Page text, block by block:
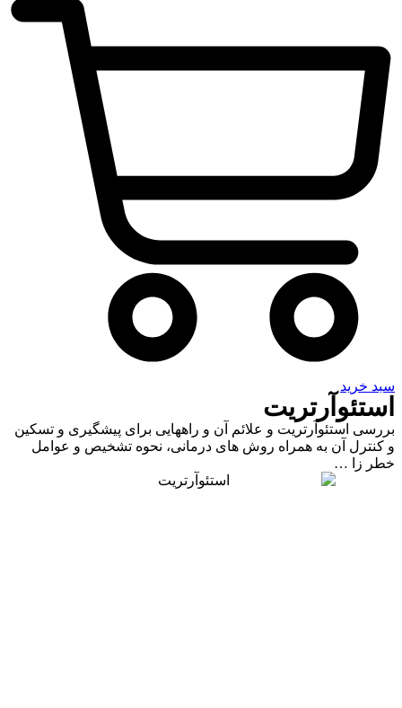
سبد خرید
استئوآرتریت
بررسی استئوآرتریت و علائم آن و راههایی برای پیشگیری و تسکین
و کنترل آن به همراه روش های درمانی، نحوه تشخیص و عوامل
خطر زا …